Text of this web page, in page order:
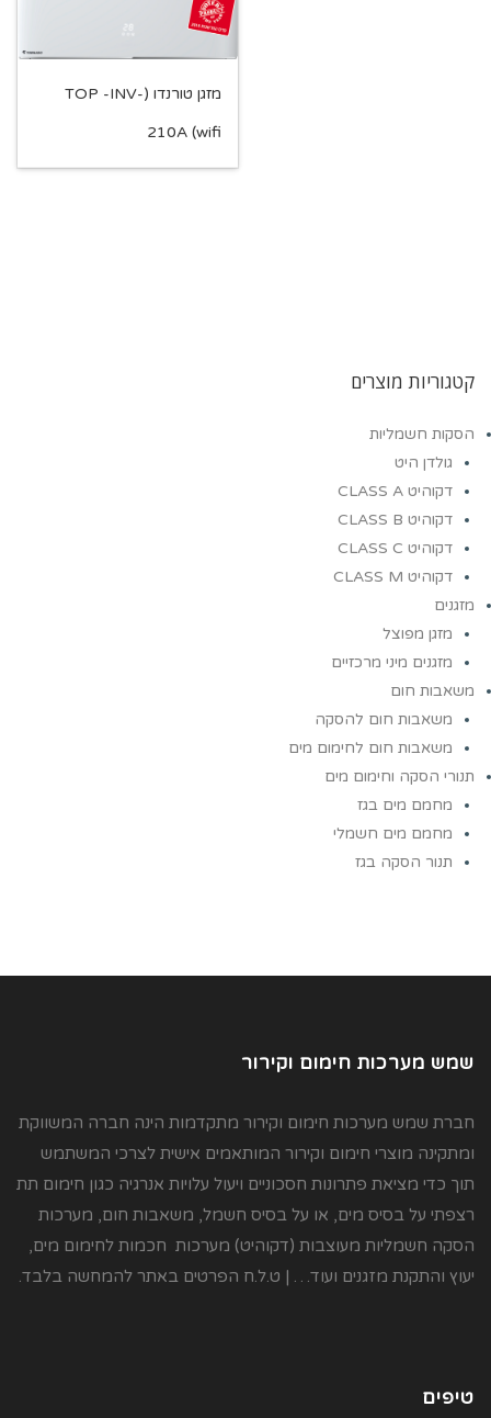
מזגן טורנדו (TOP -INV-
210A (wifi
קטגוריות מוצרים
הסקות חשמליות
גולדן היט
דקוהיט CLASS A
דקוהיט CLASS B
דקוהיט CLASS C
דקוהיט CLASS M
מזגנים
מזגן מפוצל
מזגנים מיני מרכזיים
משאבות חום
משאבות חום להסקה
משאבות חום לחימום מים
תנורי הסקה וחימום מים
מחמם מים בגז
מחמם מים חשמלי
תנור הסקה בגז
שמש מערכות חימום וקירור
חברת שמש מערכות חימום וקירור מתקדמות הינה חברה המשווקת
ומתקינה מוצרי חימום וקירור המותאמים אישית לצרכי המשתמש
תוך כדי מציאת פתרונות חסכוניים ויעול עלויות אנרגיה כגון חימום תת
רצפתי על בסיס מים, או על בסיס חשמל, משאבות חום, מערכות
הסקה חשמליות מעוצבות (דקוהיט) מערכות חכמות לחימום מים,
יעוץ והתקנת מזגנים ועוד… | ט.ל.ח הפרטים באתר להמחשה בלבד.
טיפים